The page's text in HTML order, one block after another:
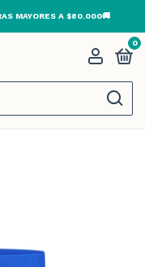
MAYORES A $80.000🚚
0